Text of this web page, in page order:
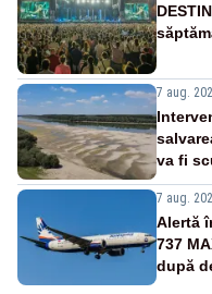
7 aug.
va fi
7 aug.
Alertă
737
după